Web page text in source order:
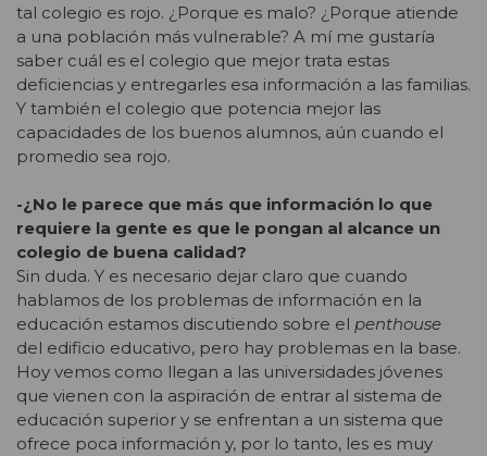
tal colegio es rojo. ¿Porque es malo? ¿Porque atiende
a una población más vulnerable? A mí me gustaría
saber cuál es el colegio que mejor trata estas
deficiencias y entregarles esa información a las familias.
Y también el colegio que potencia mejor las
capacidades de los buenos alumnos, aún cuando el
promedio sea rojo.
-¿No le parece que más que información lo que
requiere la gente es que le pongan al alcance un
colegio de buena calidad?
Sin duda. Y es necesario dejar claro que cuando
hablamos de los problemas de información en la
educación estamos discutiendo sobre el penthouse
del edificio educativo, pero hay problemas en la base.
Hoy vemos como llegan a las universidades jóvenes
que vienen con la aspiración de entrar al sistema de
educación superior y se enfrentan a un sistema que
ofrece poca información y, por lo tanto, les es muy